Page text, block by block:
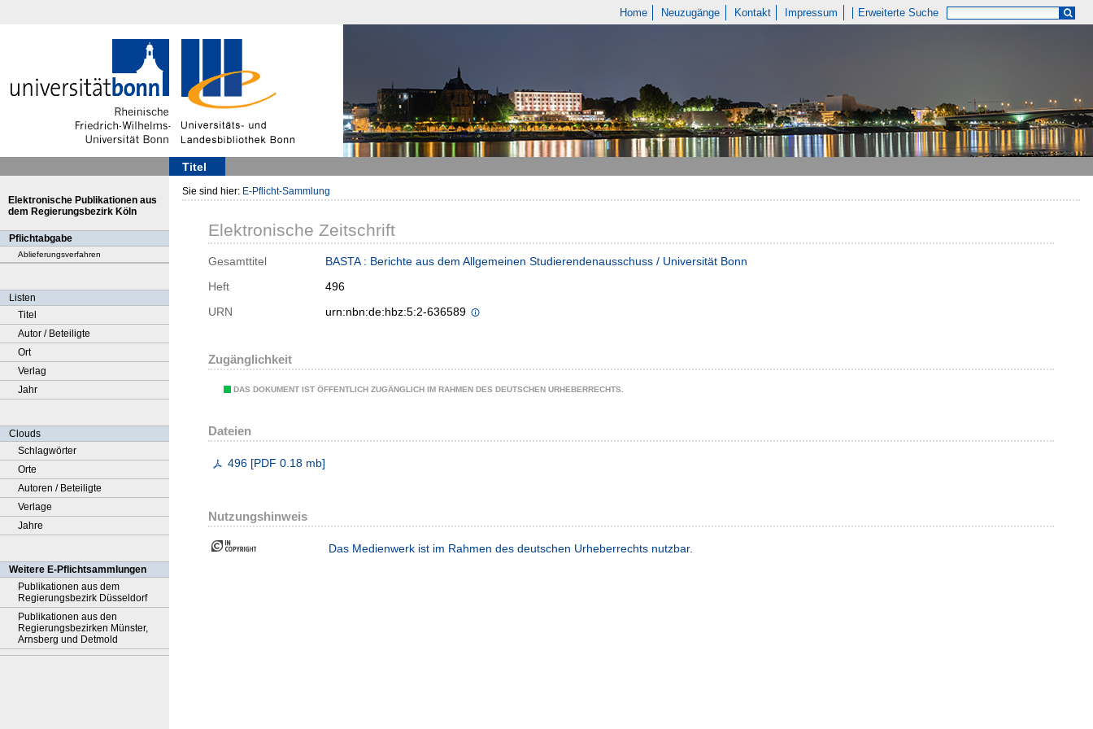
Home Neuzugänge Kontakt Impressum Erweiterte Suche
Titel
Elektronische Publikationen aus
dem Regierungsbezirk Köln
Pflichtabgabe
Ablieferungsverfahren
Listen
Titel
Autor / Beteiligte
Ort
Verlag
Jahr
Clouds
Schlagwörter
Orte
Autoren / Beteiligte
Verlage
Jahre
Weitere E-Pflichtsammlungen
Publikationen aus dem
Regierungsbezirk Düsseldorf
Publikationen aus den
Regierungsbezirken Münster,
Arnsberg und Detmold
Sie sind hier: E-Pflicht-Sammlung
Elektronische Zeitschrift
Gesamttitel
BASTA : Berichte aus dem Allgemeinen Studierendenausschuss / Universität Bonn
Heft
496
URN
urn:nbn:de:hbz:5:2-636589
Zugänglichkeit
DAS DOKUMENT IST ÖFFENTLICH ZUGÄNGLICH IM RAHMEN DES DEUTSCHEN URHEBERRECHTS.
Dateien
496 [PDF 0.18 mb]
Nutzungshinweis
Das Medienwerk ist im Rahmen des deutschen Urheberrechts nutzbar.